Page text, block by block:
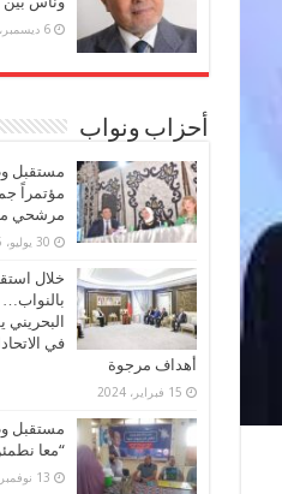
6 ديسمبر، 2025
أحزاب ونواب
مستقبل
مؤتمراً
مرشحي
30 يوليو، 2025
خلال
البحريني
في
أهداف مرجوة
15 فبراير، 2024
مستقبل
“معا
13 نوفمبر، 2021